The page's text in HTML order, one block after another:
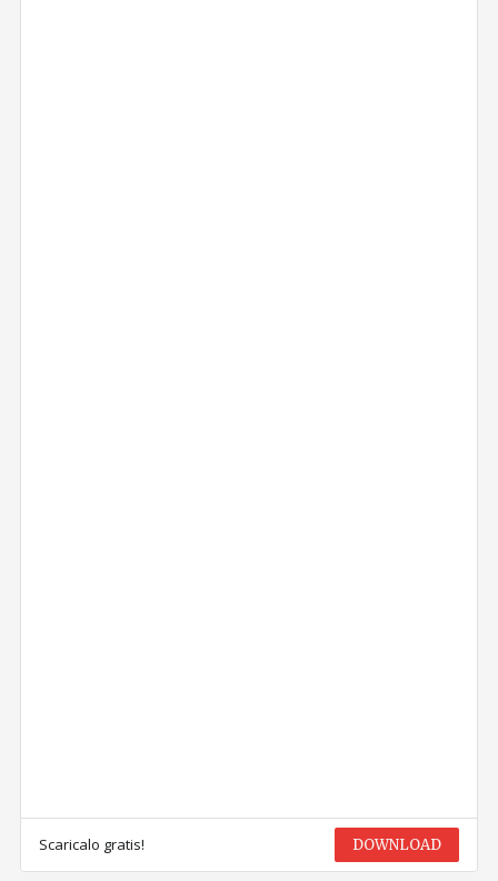
Scaricalo gratis! DOWNLOAD